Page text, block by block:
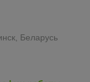
Беларусь